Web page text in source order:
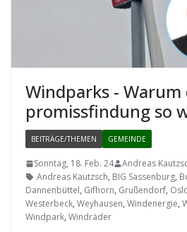
Wind­parks -
pro­miss­fin­dung so
BEITRÄGE/THEMEN GEMEINDE
Sonntag, 18. Feb. 24
Andreas
Andreas Kautzsch, BIG Sassenburg,
Dannenbüttel, Gifhorn, Grußendorf,
Westerbeck, Weyhausen, Windenergie,
Windpark, Windräder